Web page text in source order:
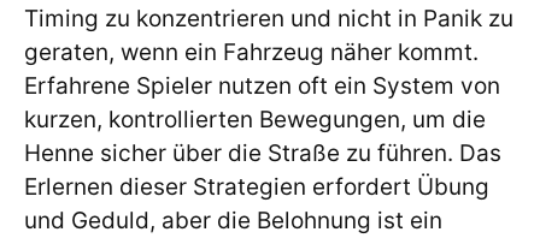
Timing zu konzentrieren und nicht in Panik zu
geraten, wenn ein Fahrzeug näher kommt.
Erfahrene Spieler nutzen oft ein System von
kurzen, kontrollierten Bewegungen, um die
Henne sicher über die Straße zu führen. Das
Erlernen dieser Strategien erfordert Übung
und Geduld, aber die Belohnung ist ein